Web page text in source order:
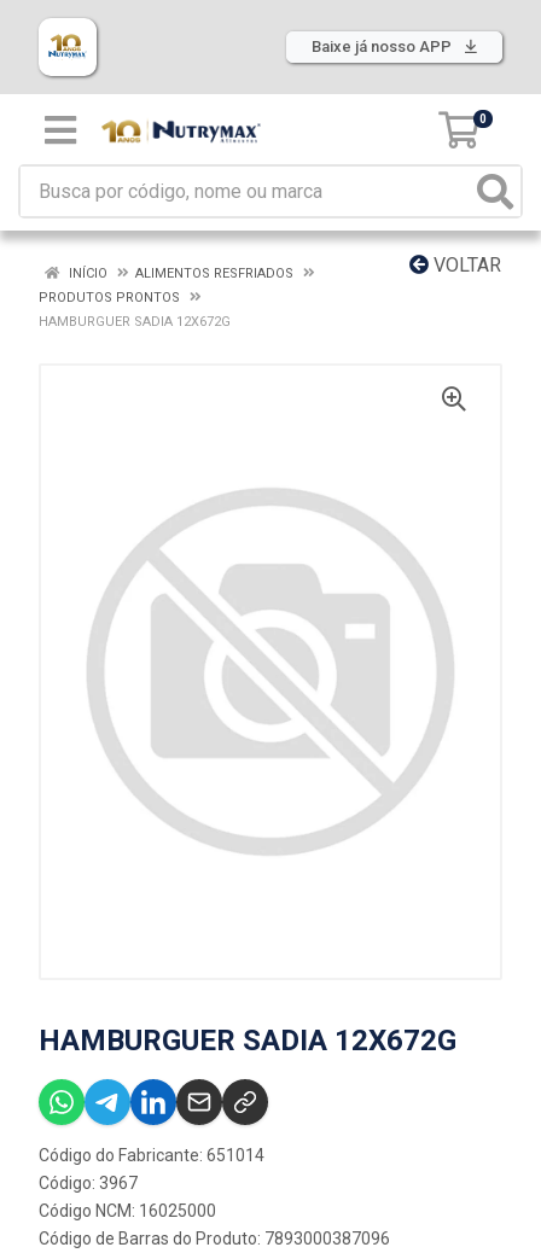
Baixe já nosso APP
0
VOLTAR
INÍCIO
ALIMENTOS RESFRIADOS
PRODUTOS PRONTOS
HAMBURGUER SADIA 12X672G
HAMBURGUER SADIA 12X672G
Código do Fabricante: 651014
Código: 3967
Código NCM: 16025000
Código de Barras do Produto: 7893000387096